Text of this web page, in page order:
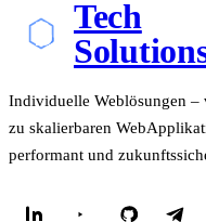
Tech
Individuelle Weblösungen –
zu skalierbaren
performant und